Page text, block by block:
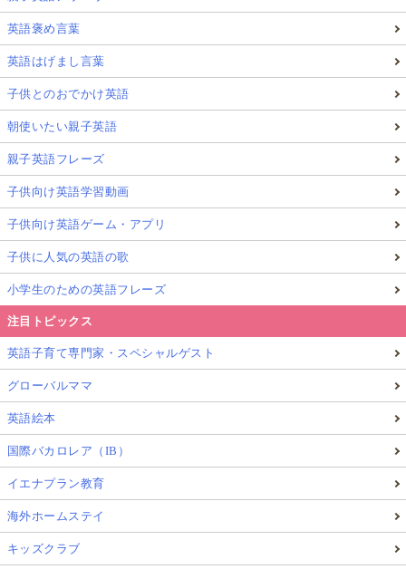
英語褒め言葉
英語はげまし言葉
子供とのおでかけ英語
朝使いたい親子英語
親子英語フレーズ
子供向け英語学習動画
子供向け英語ゲーム・アプリ
子供に人気の英語の歌
小学生のための英語フレーズ
注目トピックス
英語子育て専門家・スペシャルゲスト
グローバルママ
英語絵本
国際バカロレア（IB）
イエナプラン教育
海外ホームステイ
キッズクラブ